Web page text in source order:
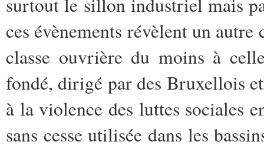
ces évènements révèlent un
classe ouvrière du moins à
fondé, dirigé par des Bruxellois
à la violence des luttes sociales
sans cesse utilisée dans les